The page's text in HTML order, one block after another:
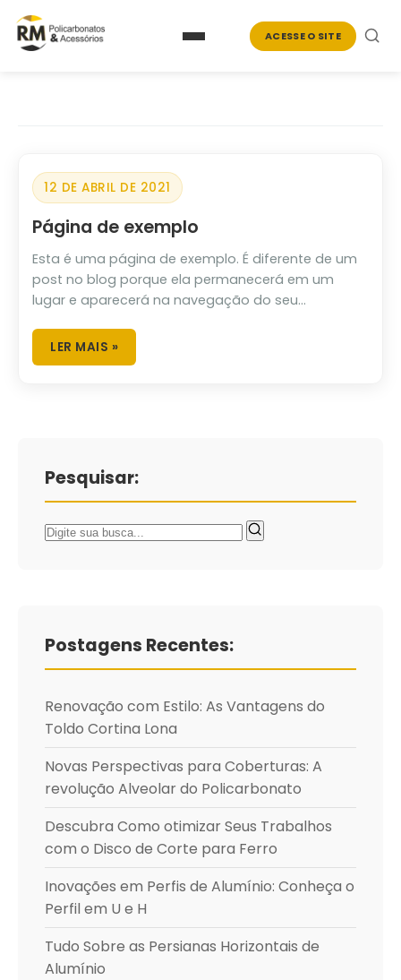
ACESSE O SITE
12 DE ABRIL DE 2021
Página de exemplo
Esta é uma página de exemplo. É diferente de um
post no blog porque ela permanecerá em um
lugar e aparecerá na navegação do seu...
LER MAIS »
Pesquisar:
Buscar
Buscar
Postagens Recentes:
Renovação com Estilo: As Vantagens do
Toldo Cortina Lona
Novas Perspectivas para Coberturas: A
revolução Alveolar do Policarbonato
Descubra Como otimizar Seus Trabalhos
com o Disco de Corte para Ferro
Inovações em Perfis de Alumínio: Conheça o
Perfil em U e H
Tudo Sobre as Persianas Horizontais de
Alumínio